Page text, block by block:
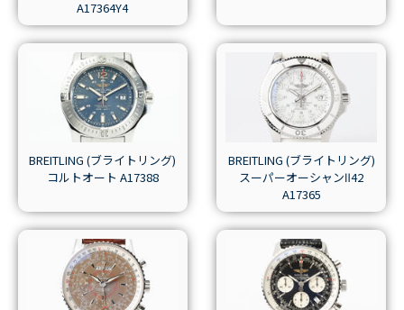
A17364Y4
BREITLING (ブライトリング)
コルトオート A17388
BREITLING (ブライトリング)
スーパーオーシャンⅡ42
A17365